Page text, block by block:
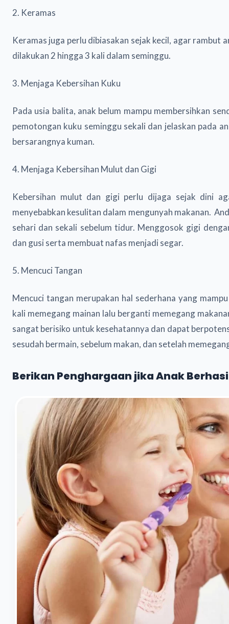
2. Keramas
Keramas juga perlu dibiasakan sejak kecil, agar
dilakukan 2 hingga 3 kali dalam seminggu.
3. Menjaga Kebersihan Kuku
Pada usia balita, anak belum mampu membersihkan
pemotongan kuku seminggu sekali dan jelaskan pada
bersarangnya kuman.
4. Menjaga Kebersihan Mulut dan Gigi
Kebersihan mulut dan gigi perlu dijaga sejak dini
menyebabkan kesulitan dalam mengunyah makanan.
sehari dan sekali sebelum tidur. Menggosok gigi
dan gusi serta membuat nafas menjadi segar.
5. Mencuci Tangan
Mencuci tangan merupakan hal sederhana yang
kali memegang mainan lalu berganti memegang
sangat berisiko untuk kesehatannya dan dapat
sesudah bermain, sebelum makan, dan setelah
Berikan Penghargaan jika Anak